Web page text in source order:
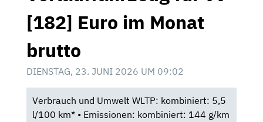
[182] Euro im Monat
brutto
DIENSTAG, 23. JUNI 2026 UM 09:02
Verbrauch und Umwelt WLTP: kombiniert: 5,5
l/100 km* • Emissionen: kombiniert: 144 g/km